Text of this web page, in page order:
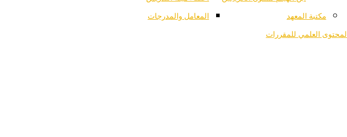
مكتبة المعهد المعامل والمدرجات
المحتوى العلمي للمقررات